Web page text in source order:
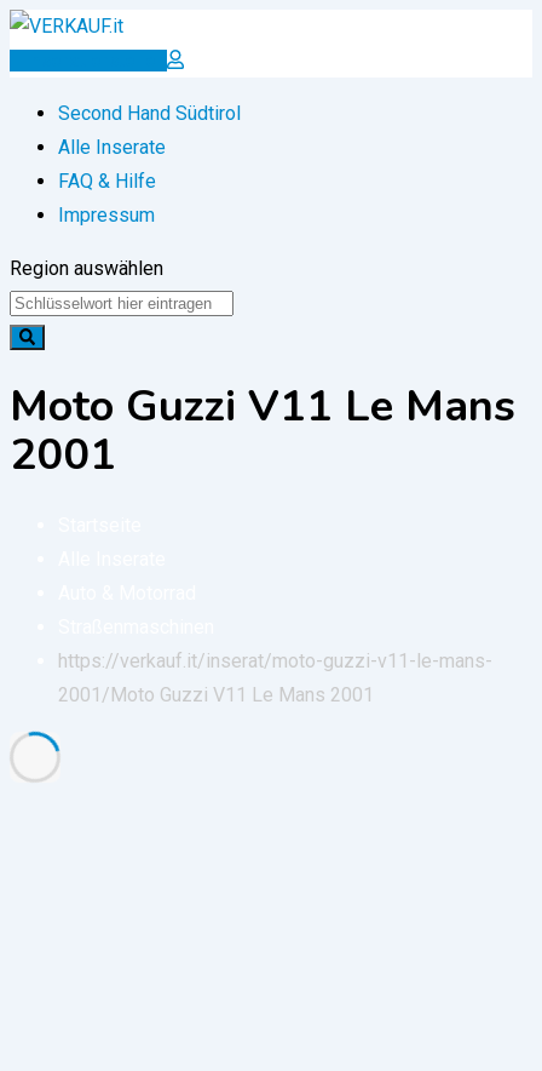
Zum
Inserat erstellen
Second Hand Südtirol
Alle Inserate
FAQ & Hilfe
Impressum
Region auswählen
Moto Guzzi V11 Le Mans
2001
https://verkauf.it/inserat/moto-guzzi-v11-le-mans-
2001/ Moto Guzzi V11 Le Mans 2001